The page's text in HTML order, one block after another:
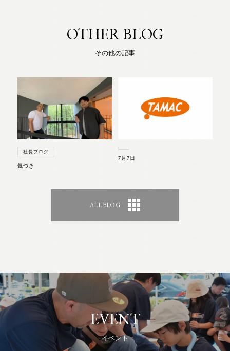
OTHER BLOG
その他の記事
社長ブログ
気づき
7月7日
ALL BLOG
EVENT
イベント